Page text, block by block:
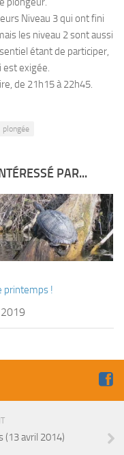
Niveau 3 qui ont fini
les niveau 2 sont aussi
étant de participer,
est exigée.
de 21h15 à 22h45.
plongée
PAR...
printemps !
(13 avril 2014)